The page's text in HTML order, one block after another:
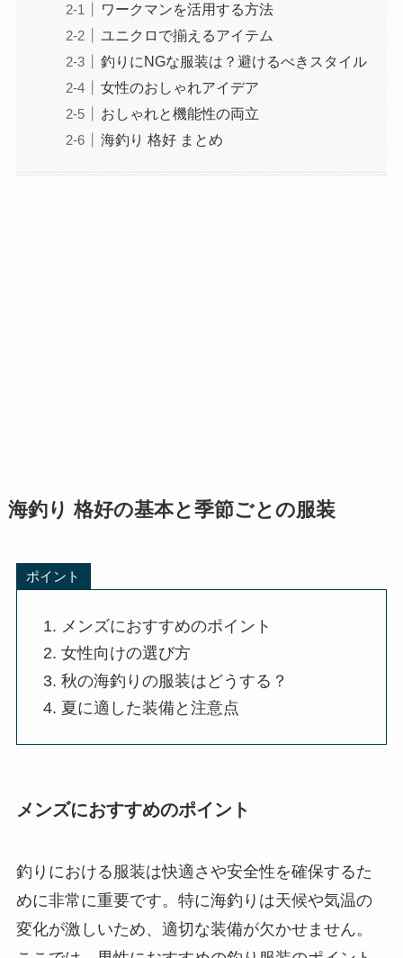
ワークマンを活用する方法
ユニクロで揃えるアイテム
釣りにNGな服装は？避けるべきスタイル
女性のおしゃれアイデア
おしゃれと機能性の両立
海釣り 格好 まとめ
海釣り 格好の基本と季節ごとの服装
ポイント
メンズにおすすめのポイント
女性向けの選び方
秋の海釣りの服装はどうする？
夏に適した装備と注意点
メンズにおすすめのポイント
釣りにおける服装は快適さや安全性を確保するた
めに非常に重要です。特に海釣りは天候や気温の
変化が激しいため、適切な装備が欠かせません。